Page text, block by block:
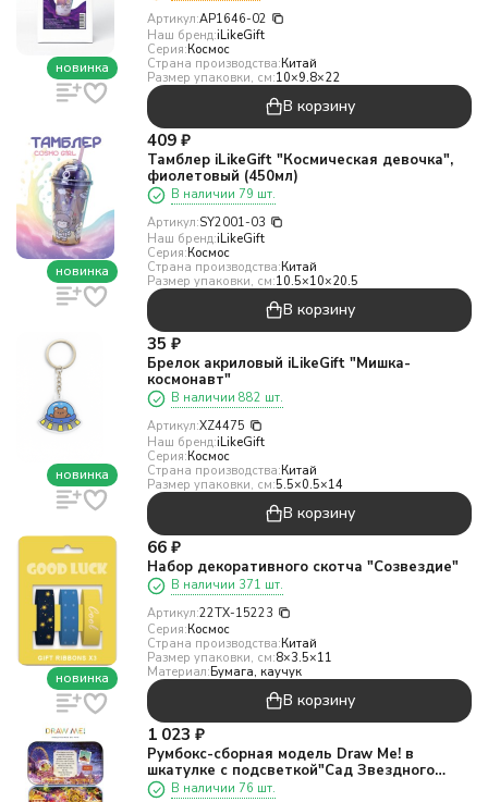
новинка
Артикул:AP1646-02
Наш бренд:iLikeGift
Серия:Космос
Страна производства:Китай
Размер упаковки, см:10×9.8×22
В корзину
новинка
409 ₽
Тамблер iLikeGift "Космическая девочка",
фиолетовый (450мл)
В наличии 79 шт.
Артикул:SY2001-03
Наш бренд:iLikeGift
Серия:Космос
Страна производства:Китай
Размер упаковки, см:10.5×10×20.5
В корзину
новинка
35 ₽
Брелок акриловый iLikeGift "Мишка-
космонавт"
В наличии 882 шт.
Артикул:XZ4475
Наш бренд:iLikeGift
Серия:Космос
Страна производства:Китай
Размер упаковки, см:5.5×0.5×14
В корзину
новинка
66 ₽
Набор декоративного скотча "Созвездие"
В наличии 371 шт.
Артикул:22TX-15223
Серия:Космос
Страна производства:Китай
Размер упаковки, см:8×3.5×11
Материал:Бумага, каучук
В корзину
1 023 ₽
Румбокс-сборная модель Draw Me! в
шкатулке с подсветкой"Сад Звездного
Света", 14,3*8*3см
В наличии 76 шт.